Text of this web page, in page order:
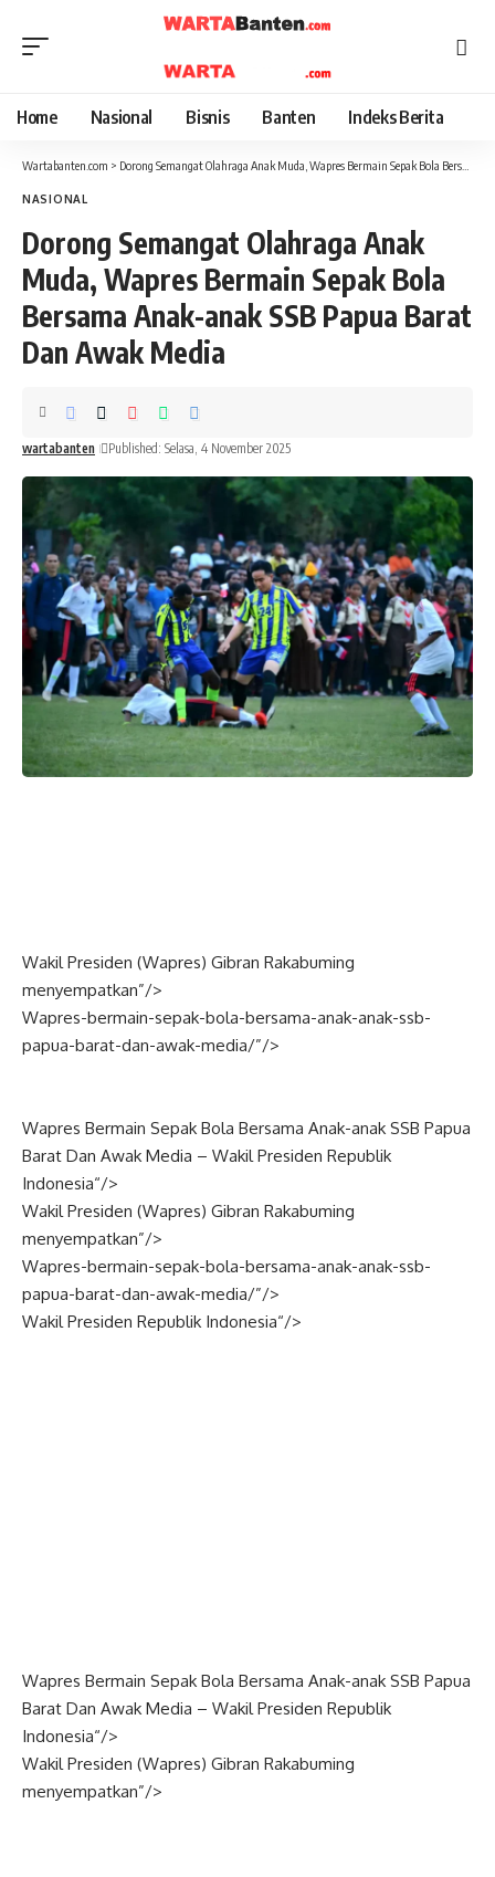
Home Nasional Bisnis Banten Indeks Berita
Wartabanten.com > Dorong Semangat Olahraga Anak Muda, Wapres Bermain Sepak Bola Bersama Anak-anak SSB Papua Barat Dan Awak Media
NASIONAL
Dorong Semangat Olahraga Anak
Muda, Wapres Bermain Sepak Bola
Bersama Anak-anak SSB Papua Barat
Dan Awak Media
wartabanten Published: Selasa, 4 November 2025
Wakil Presiden (Wapres) Gibran Rakabuming
menyempatkan”/>
Wapres-bermain-sepak-bola-bersama-anak-anak-ssb-
papua-barat-dan-awak-media/”/>
Wapres Bermain Sepak Bola Bersama Anak-anak SSB Papua
Barat Dan Awak Media – Wakil Presiden Republik
Indonesia“/>
Wakil Presiden (Wapres) Gibran Rakabuming
menyempatkan”/>
Wapres-bermain-sepak-bola-bersama-anak-anak-ssb-
papua-barat-dan-awak-media/”/>
Wakil Presiden Republik Indonesia“/>
Wapres Bermain Sepak Bola Bersama Anak-anak SSB Papua
Barat Dan Awak Media – Wakil Presiden Republik
Indonesia“/>
Wakil Presiden (Wapres) Gibran Rakabuming
menyempatkan”/>